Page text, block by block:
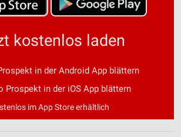
kostenlos laden
in der Android App blättern
Prospekt in der iOS App blättern
im App Store erhältlich